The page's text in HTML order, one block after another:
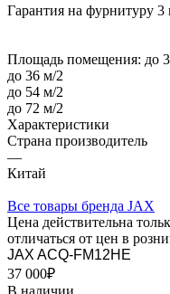
Гарантия на фурнитуру 3
Площадь помещения: до
до 36 м/2
до 54 м/2
до 72 м/2
Характеристики
Страна производитель
—
Китай
Все товары бренда JAX
Цена действительна
отличаться от цен в
JAX ACQ-FM12HE
37 000₽
В наличии